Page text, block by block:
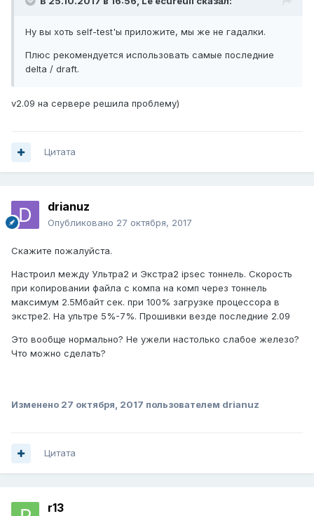
Ну вы хоть self-test'ы приложите, мы же не гадалки.
Плюс рекомендуется использовать самые последние
delta / draft.
v2.09 на сервере решила проблему)
Цитата
drianuz
Опубликовано 27 октября, 2017
Скажите пожалуйста.
Настроил между Ультра2 и Экстра2 ipsec тоннель. Скорость
при копировании файла с компа на комп через тоннель
максимум 2.5Мбайт сек. при 100% загрузке процессора в
экстре2. На ультре 5%-7%. Прошивки везде последние 2.09
Это вообще нормально? Не ужели настолько слабое железо?
Что можно сделать?
Изменено 27 октября, 2017 пользователем drianuz
Цитата
r13